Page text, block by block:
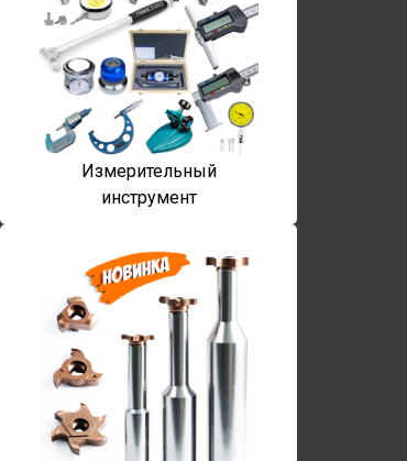
Измерительный
инструмент